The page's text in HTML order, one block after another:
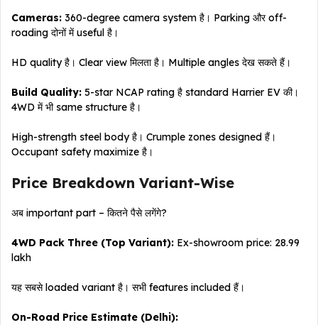
Cameras: 360-degree camera system है। Parking और off-
roading दोनों में useful है।
HD quality है। Clear view मिलता है। Multiple angles देख सकते हैं।
Build Quality: 5-star NCAP rating है standard Harrier EV की।
4WD में भी same structure है।
High-strength steel body है। Crumple zones designed हैं।
Occupant safety maximize है।
Price Breakdown Variant-Wise
अब important part – कितने पैसे लगेंगे?
4WD Pack Three (Top Variant): Ex-showroom price: ₹28.99
lakh
यह सबसे loaded variant है। सभी features included हैं।
On-Road Price Estimate (Delhi):